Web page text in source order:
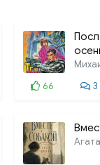
66
3